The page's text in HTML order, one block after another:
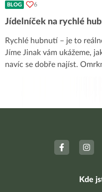
BLOG 6
Jídelníček na rychlé
Rychlé hubnutí – je to
Jíme Jinak vám ukážeme,
navíc se dobře najíst.
Kde